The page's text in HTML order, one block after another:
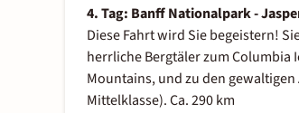
4. Tag: Banff Nationalpark -
Diese Fahrt wird Sie begeistern!
herrliche Bergtäler zum Columbia
Mountains, und zu den
Mittelklasse). Ca. 290 km